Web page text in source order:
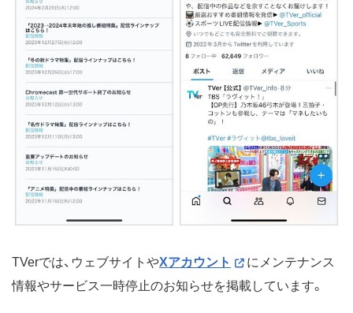
TVerでは、ウェブサイトやXアカウント
にメンテナンス
情報やサービス一時停止のお知らせを掲載しています。